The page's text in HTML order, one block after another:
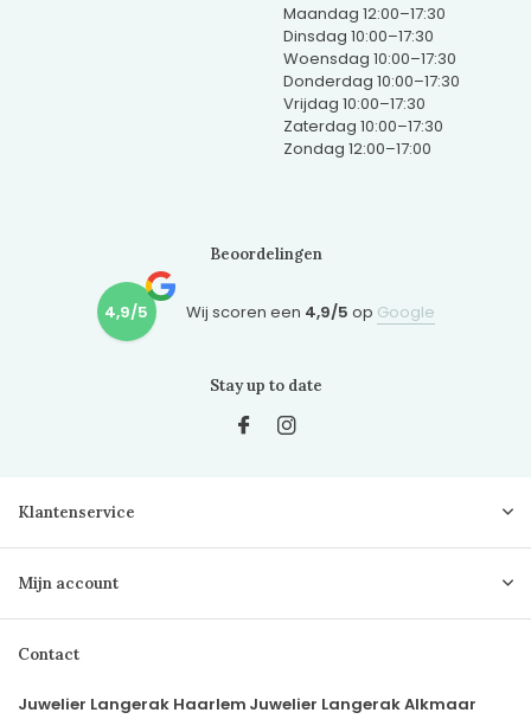
Maandag 12:00–17:30
Dinsdag 10:00–17:30
Woensdag 10:00–17:30
Donderdag 10:00–17:30
Vrijdag 10:00–17:30
Zaterdag 10:00–17:30
Zondag 12:00–17:00
Beoordelingen
4,9/5 Wij scoren een 4,9/5 op Google
Stay up to date
Klantenservice
Mijn account
Contact
Juwelier Langerak Haarlem Juwelier Langerak Alkmaar